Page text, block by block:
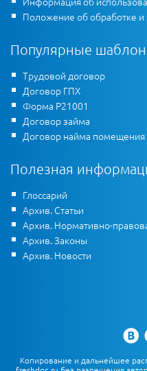
Положение об обработке
Популярные
Трудовой договор
Договор ГПХ
Форма Р21001
Договор займа
Договор найма помещения
Полезная
Глоссарий
Архив. Статьи
Архив. Нормативно-
Архив. Законы
Архив. Новости
Копирование и дальнейшее